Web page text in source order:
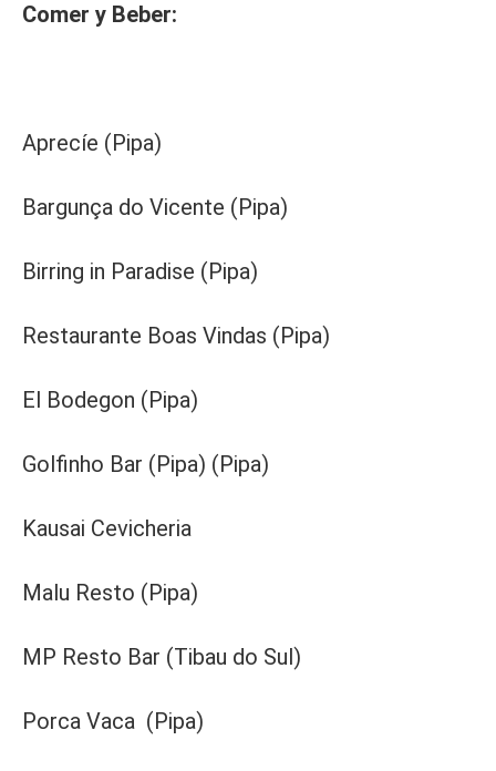
Comer y Beber:
Aprecíe (Pipa)
Bargunça do Vicente (Pipa)
Birring in Paradise (Pipa)
Restaurante Boas Vindas (Pipa)
El Bodegon (Pipa)
Golfinho Bar (Pipa) (Pipa)
Kausai Cevicheria
Malu Resto (Pipa)
MP Resto Bar (Tibau do Sul)
Porca Vaca (Pipa)